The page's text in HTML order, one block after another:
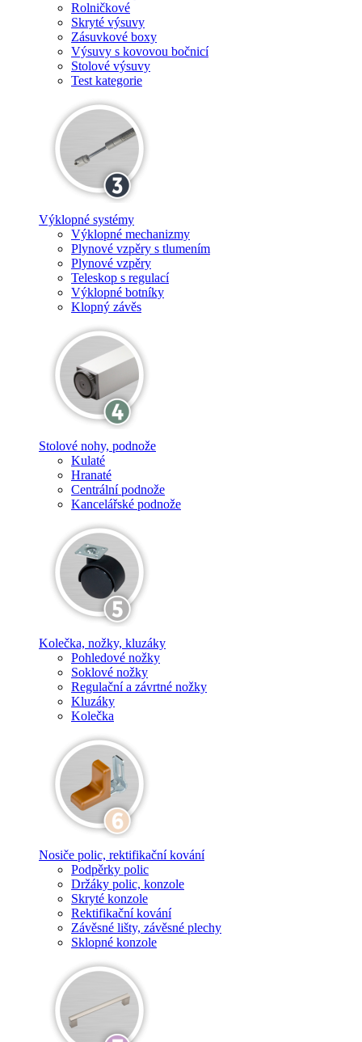
Rolničkové
Skryté výsuvy
Zásuvkové boxy
Výsuvy s kovovou bočnicí
Stolové výsuvy
Test kategorie
Výklopné systémy
Výklopné mechanizmy
Plynové vzpěry s tlumením
Plynové vzpěry
Teleskop s regulací
Výklopné botníky
Klopný závěs
Stolové nohy, podnože
Kulaté
Hranaté
Centrální podnože
Kancelářské podnože
Kolečka, nožky, kluzáky
Pohledové nožky
Soklové nožky
Regulační a závrtné nožky
Kluzáky
Kolečka
Nosiče polic, rektifikační kování
Podpěrky polic
Držáky polic, konzole
Skryté konzole
Rektifikační kování
Závěsné lišty, závěsné plechy
Sklopné konzole